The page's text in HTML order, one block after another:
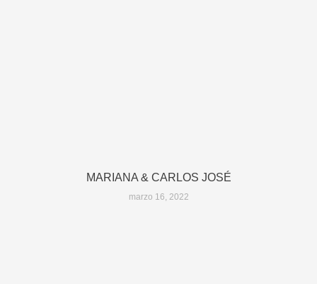
MARIANA & CARLOS JOSÉ
marzo 16, 2022